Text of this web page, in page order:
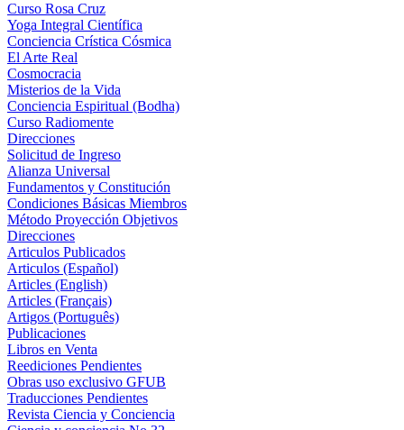
Curso Rosa Cruz
Yoga Integral Científica
Conciencia Crística Cósmica
El Arte Real
Cosmocracia
Misterios de la Vida
Conciencia Espiritual (Bodha)
Curso Radiomente
Direcciones
Solicitud de Ingreso
Alianza Universal
Fundamentos y Constitución
Condiciones Básicas Miembros
Método Proyección Objetivos
Direcciones
Articulos Publicados
Articulos (Español)
Articles (English)
Articles (Français)
Artigos (Português)
Publicaciones
Libros en Venta
Reediciones Pendientes
Obras uso exclusivo GFUB
Traducciones Pendientes
Revista Ciencia y Conciencia